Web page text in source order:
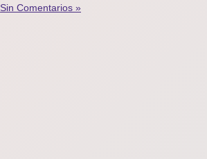
Sin Comentarios »